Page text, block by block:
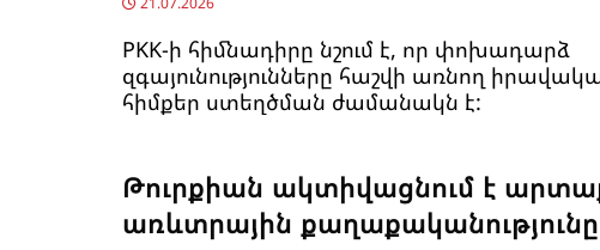
PKK-ի հիմնադիրը նշում է, որ փոխադարձ
զգայունությունները հաշվի առնող
հիմքեր ստեղծման ժամանակն է:
Թուրքիան ակտիվացնում է
առևտրային քաղաքականությունը